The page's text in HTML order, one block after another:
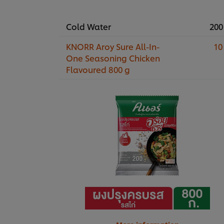
Cold Water
KNORR Aroy Sure All-In-
One Seasoning Chicken
Flavoured 800 g